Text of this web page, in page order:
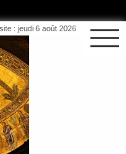
: jeudi 6 août 2026